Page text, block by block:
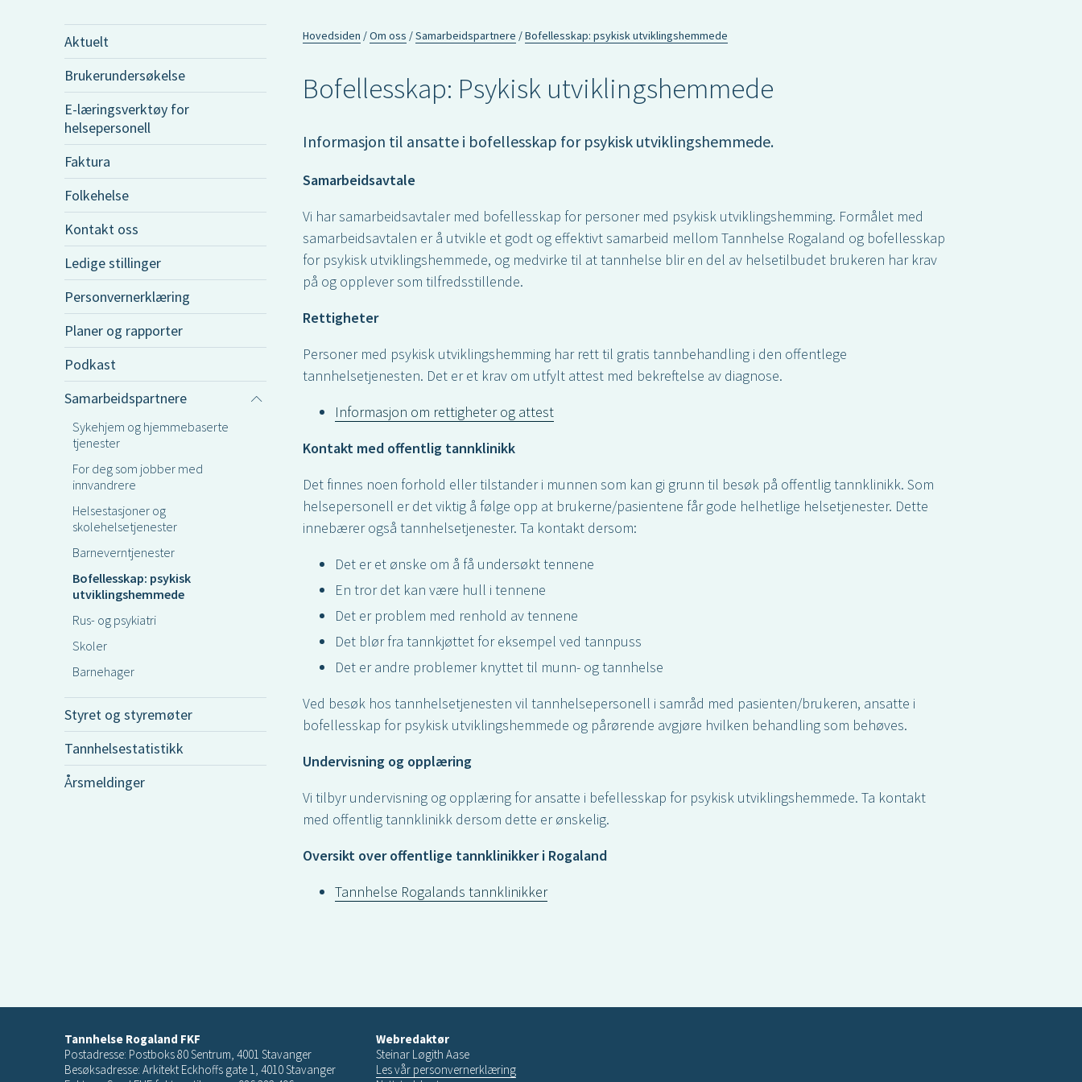
Aktuelt
Brukerundersøkelse
E-læringsverktøy for
helsepersonell
Faktura
Folkehelse
Kontakt oss
Ledige stillinger
Personvernerklæring
Planer og rapporter
Podkast
Samarbeidspartnere
Sykehjem og hjemmebaserte
tjenester
For deg som jobber med
innvandrere
Helsestasjoner og
skolehelsetjenester
Barneverntjenester
Bofellesskap: psykisk
utviklingshemmede
Rus- og psykiatri
Skoler
Barnehager
Styret og styremøter
Tannhelsestatistikk
Årsmeldinger
Hovedsiden Om oss Samarbeidspartnere Bofellesskap: psykisk utviklingshemmede
Bofellesskap: Psykisk utviklingshemmede
Informasjon til ansatte i bofellesskap for psykisk utviklingshemmede.
Samarbeidsavtale
Vi har samarbeidsavtaler med bofellesskap for personer med psykisk utviklingshemming. Formålet med
samarbeidsavtalen er å utvikle et godt og effektivt samarbeid mellom Tannhelse Rogaland og bofellesskap
for psykisk utviklingshemmede, og medvirke til at tannhelse blir en del av helsetilbudet brukeren har krav
på og opplever som tilfredsstillende.
Rettigheter
Personer med psykisk utviklingshemming har rett til gratis tannbehandling i den offentlege
tannhelsetjenesten. Det er et krav om utfylt attest med bekreftelse av diagnose.
Informasjon om rettigheter og attest
Kontakt med offentlig tannklinikk
Det finnes noen forhold eller tilstander i munnen som kan gi grunn til besøk på offentlig tannklinikk. Som
helsepersonell er det viktig å følge opp at brukerne/pasientene får gode helhetlige helsetjenester. Dette
innebærer også tannhelsetjenester. Ta kontakt dersom:
Det er et ønske om å få undersøkt tennene
En tror det kan være hull i tennene
Det er problem med renhold av tennene
Det blør fra tannkjøttet for eksempel ved tannpuss
Det er andre problemer knyttet til munn- og tannhelse
Ved besøk hos tannhelsetjenesten vil tannhelsepersonell i samråd med pasienten/brukeren, ansatte i
bofellesskap for psykisk utviklingshemmede og pårørende avgjøre hvilken behandling som behøves.
Undervisning og opplæring
Vi tilbyr undervisning og opplæring for ansatte i befellesskap for psykisk utviklingshemmede. Ta kontakt
med offentlig tannklinikk dersom dette er ønskelig.
Oversikt over offentlige tannklinikker i Rogaland
Tannhelse Rogalands tannklinikker
Tannhelse Rogaland FKF
Postadresse: Postboks 80 Sentrum, 4001 Stavanger
Besøksadresse: Arkitekt Eckhoffs gate 1, 4010 Stavanger
Webredaktør
Steinar Løgith Aase
Les vår personvernerklæring